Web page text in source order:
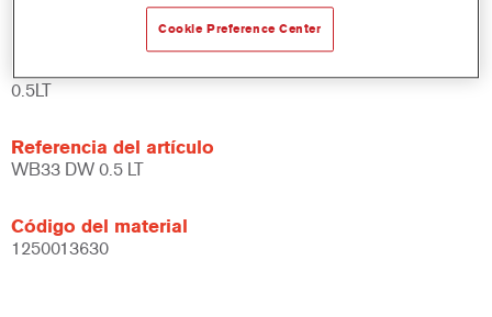
0.5LT
Referencia del artículo
WB33 DW 0.5 LT
Código del material
1250013630
Cookie Preference Center